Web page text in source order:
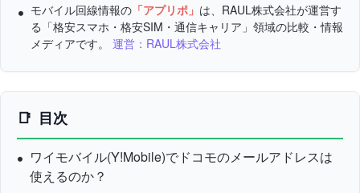
モバイル回線情報の 「アプリポ」 は、RAUL株式会社が運営す
る「格安スマホ・格安SIM・通信キャリア」領域の比較・情報
メディアです。 運営：RAUL株式会社
目次
ワイモバイル(Y!Mobile)でドコモのメールアドレスは
使えるのか？